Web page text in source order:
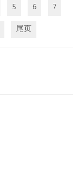
5 6
7
尾页